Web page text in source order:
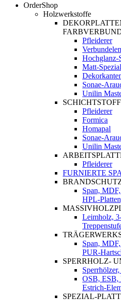
OrderShop
Holzwerkstoffe
Pfleiderer
Hochglanz-
Matt-Spezial
Sonae-
Unilin
Pfleiderer
Formica
Homapal
Sonae-
Unilin
Pfleiderer
FURNIERTE
Span,
HPL-
Leimholz,
Span,
PUR-
SPERRHOLZ-
OSB, ESB,
Estrich-
SPEZIAL-